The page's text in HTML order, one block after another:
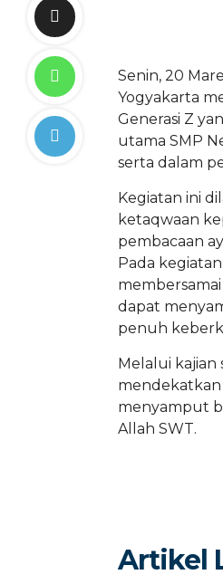
Senin, 20
Yogyakarta
Generasi Z
utama SMP
serta dalam
Kegiatan ini
ketaqwaan
pembacaan
Pada
dapat
penuh
Melalui kajian
menyamput
Allah SWT.
Artikel
Workshop